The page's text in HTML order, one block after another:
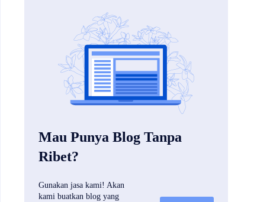
Mau Punya Blog Tanpa
Ribet?
Gunakan jasa kami! Akan
kami buatkan blog yang